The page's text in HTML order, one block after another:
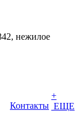
нежилое
Контакты
+
ЕЩЕ